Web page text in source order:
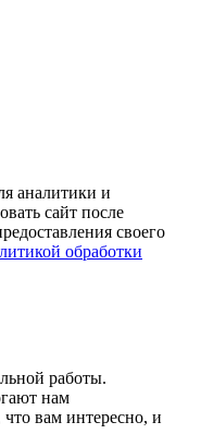
аналитики и
сайт после
своего
обработки
работы.
нам
вам интересно, и